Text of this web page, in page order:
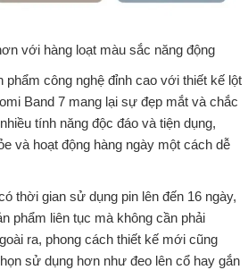
với hàng loạt màu sắc năng động
phẩm công nghệ đỉnh cao với thiết kế lột
Band 7 mang lại sự đẹp mắt và chắc
tính năng độc đáo và tiện dụng,
và hoạt động hàng ngày một cách dễ
thời gian sử dụng pin lên đến 16 ngày,
phẩm liên tục mà không cần phải
ra, phong cách thiết kế mới cũng
sử dụng hơn như đeo lên cổ hay gắn